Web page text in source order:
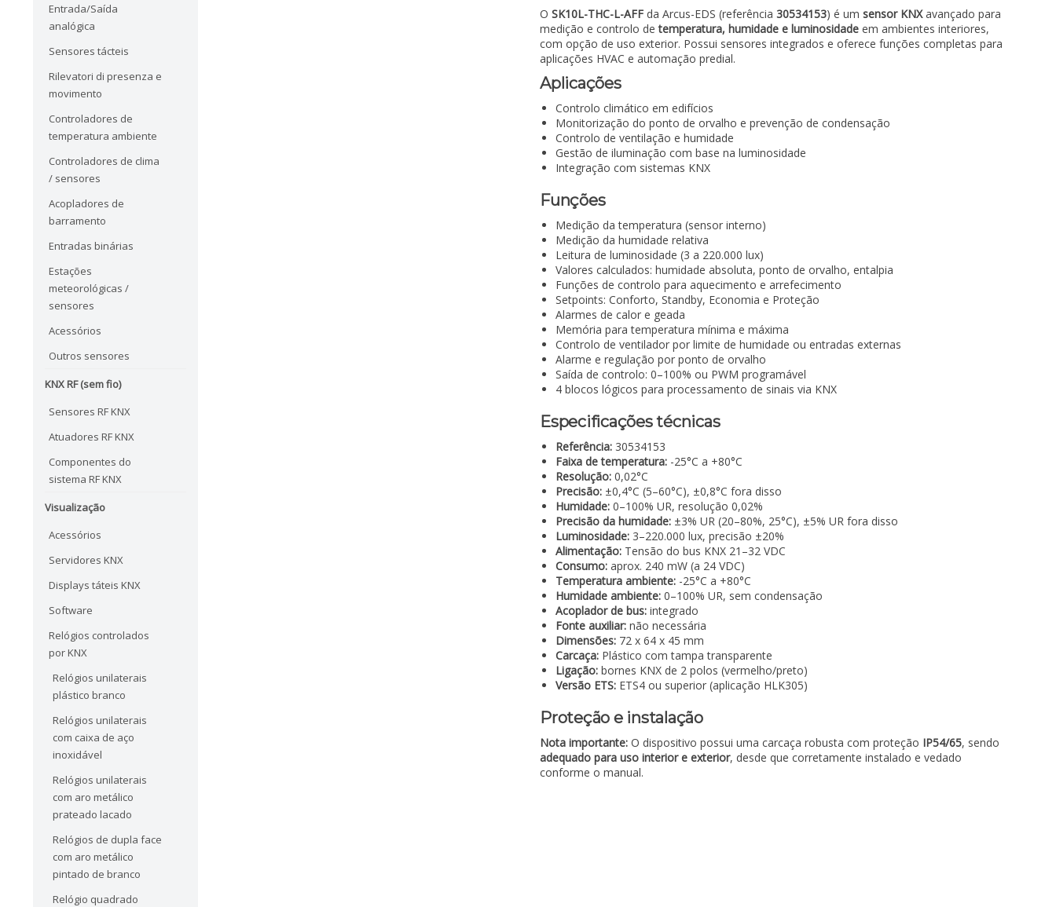
Entrada/Saída
analógica
Sensores tácteis
Rilevatori di presenza e
movimento
Controladores de
temperatura ambiente
Controladores de clima
/ sensores
Acopladores de
barramento
Entradas binárias
Estações
meteorológicas /
sensores
Acessórios
Outros sensores
KNX RF (sem fio)
Sensores RF KNX
Atuadores RF KNX
Componentes do
sistema RF KNX
Visualização
Acessórios
Servidores KNX
Displays táteis KNX
Software
Relógios controlados
por KNX
Relógios unilaterais
plástico branco
Relógios unilaterais
com caixa de aço
inoxidável
Relógios unilaterais
com aro metálico
prateado lacado
Relógios de dupla face
com aro metálico
pintado de branco
Relógio quadrado
O SK10L-THC-L-AFF da Arcus-EDS (referência 30534153) é um sensor KNXavançado para
medição e controlo detemperatura, humidade e luminosidade em ambientes interiores,
com opção de uso exterior. Possui sensores integrados e oferece funções completas para
aplicações HVAC e automação predial.
Aplicações
Controlo climático em edifícios
Monitorização do ponto de orvalho e prevenção de condensação
Controlo de ventilação e humidade
Gestão de iluminação com base na luminosidade
Integração com sistemas KNX
Funções
Medição da temperatura (sensor interno)
Medição da humidade relativa
Leitura de luminosidade (3 a 220.000 lux)
Valores calculados: humidade absoluta, ponto de orvalho, entalpia
Funções de controlo para aquecimento e arrefecimento
Setpoints: Conforto, Standby, Economia e Proteção
Alarmes de calor e geada
Memória para temperatura mínima e máxima
Controlo de ventilador por limite de humidade ou entradas externas
Alarme e regulação por ponto de orvalho
Saída de controlo: 0–100% ou PWM programável
4 blocos lógicos para processamento de sinais via KNX
Especificações técnicas
Referência: 30534153
Faixa de temperatura: -25°C a +80°C
Resolução: 0,02°C
Precisão: ±0,4°C (5–60°C), ±0,8°C fora disso
Humidade: 0–100% UR, resolução 0,02%
Precisão da humidade: ±3% UR (20–80%, 25°C), ±5% UR fora disso
Luminosidade: 3–220.000 lux, precisão ±20%
Alimentação: Tensão do bus KNX 21–32 VDC
Consumo: aprox. 240 mW (a 24 VDC)
Temperatura ambiente: -25°C a +80°C
Humidade ambiente: 0–100% UR, sem condensação
Acoplador de bus: integrado
Fonte auxiliar: não necessária
Dimensões: 72 x 64 x 45 mm
Carcaça: Plástico com tampa transparente
Ligação: bornes KNX de 2 polos (vermelho/preto)
Versão ETS: ETS4 ou superior (aplicação HLK305)
Proteção e instalação
Nota importante: O dispositivo possui uma carcaça robusta com proteção IP54/65, sendo
adequado para uso interior e exterior, desde que corretamente instalado e vedado
conforme o manual.